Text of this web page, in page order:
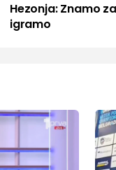
Hezonja: Znamo
igramo